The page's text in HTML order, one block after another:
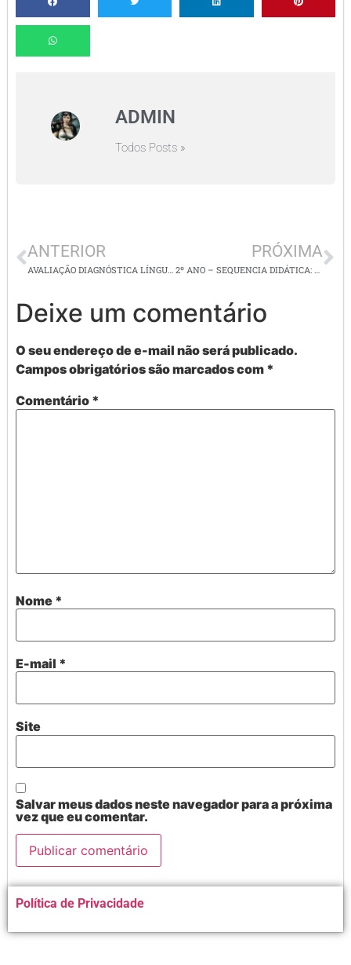
ADMIN
Todos Posts »
ANTERIOR
AVALIAÇÃO DIAGNÓSTICA LÍNGUA PORTUGUESA – 3º ANO
PRÓXIMA
2º ANO – SEQUENCIA DIDÁTICA: CARTAZ
Deixe um comentário
O seu endereço de e-mail não será publicado.
Campos obrigatórios são marcados com *
Comentário *
Nome *
E-mail *
Site
Salvar meus dados neste navegador para a próxima
vez que eu comentar.
Alternative:
Política de Privacidade